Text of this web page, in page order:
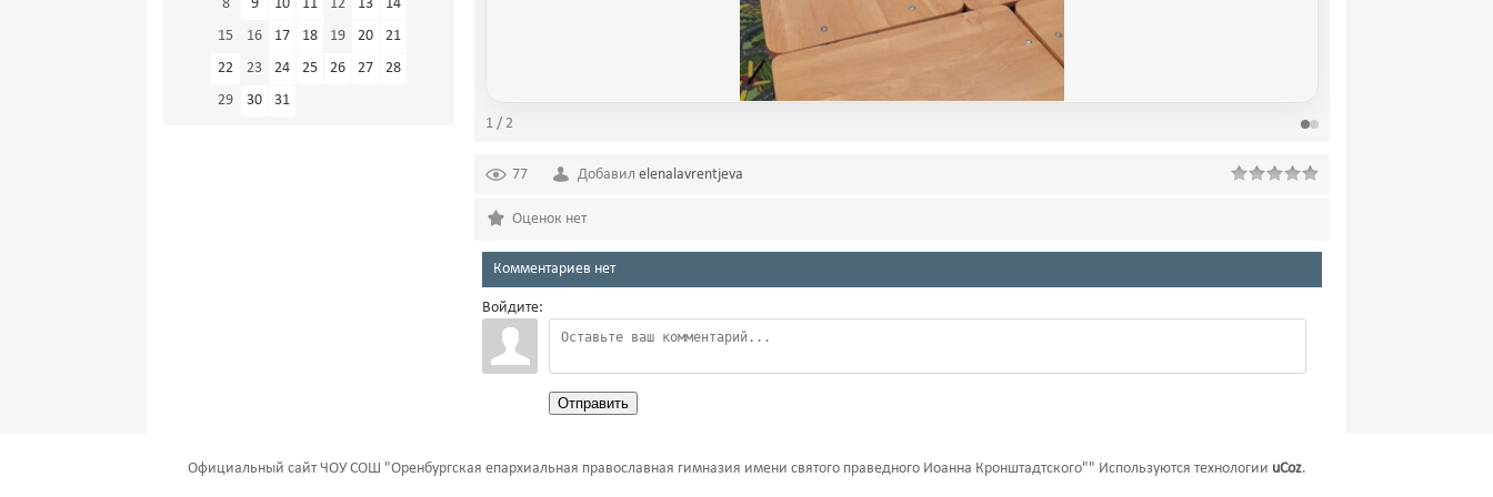
8 9 10 11 12 13
14
15
16 17 18 19 20
21
22
23 24 25 26 27
28
29
30
31
1 / 2
77 Добавил elenalavrentjeva
Оценок нет
Комментариев нет
Войдите:
Отправить
Официальный сайт ЧОУ СОШ "Оренбургская епархиальная православная гимназия имени святого праведного Иоанна Кронштадтского"" Используются технологии uCoz.